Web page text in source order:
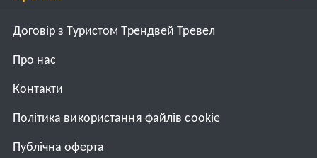
Договір з Туристом Трендвей Тревел
Про нас
Контакти
Політика використання файлів cookie
Публічна оферта